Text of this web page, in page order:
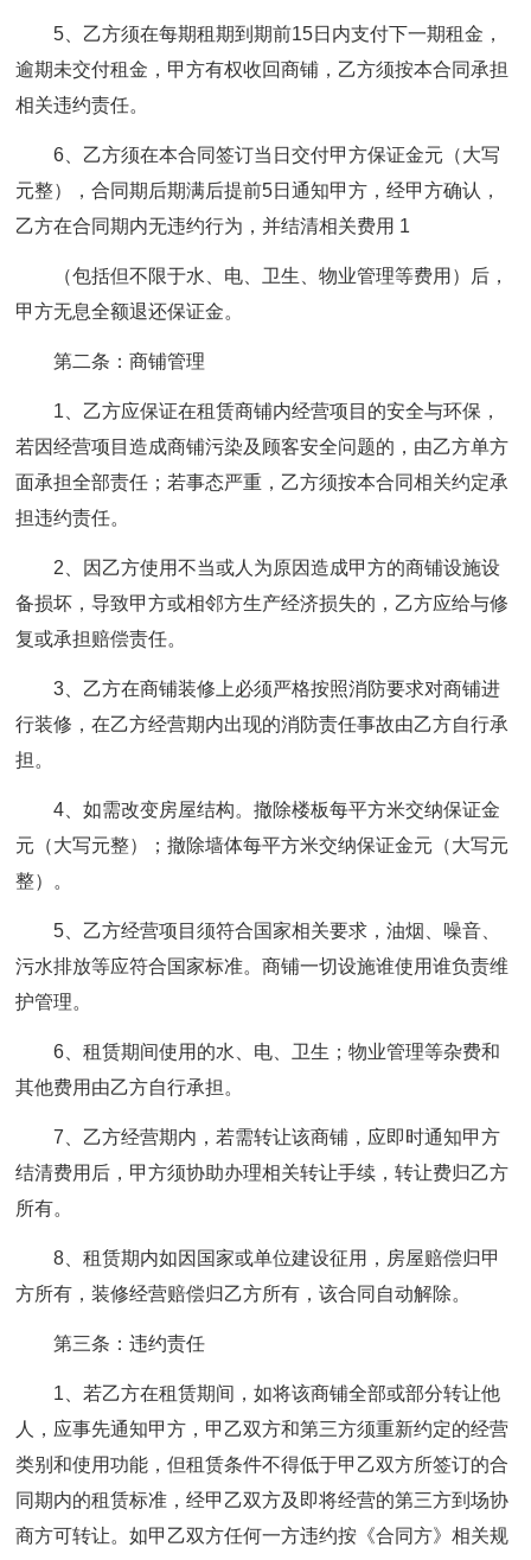
5、乙方须在每期租期到期前15日内支付下一期租金，
逾期未交付租金，甲方有权收回商铺，乙方须按本合同承担
相关违约责任。
6、乙方须在本合同签订当日交付甲方保证金元（大写
元整），合同期后期满后提前5日通知甲方，经甲方确认，
乙方在合同期内无违约行为，并结清相关费用 1
（包括但不限于水、电、卫生、物业管理等费用）后，
甲方无息全额退还保证金。
第二条：商铺管理
1、乙方应保证在租赁商铺内经营项目的安全与环保，
若因经营项目造成商铺污染及顾客安全问题的，由乙方单方
面承担全部责任；若事态严重，乙方须按本合同相关约定承
担违约责任。
2、因乙方使用不当或人为原因造成甲方的商铺设施设
备损坏，导致甲方或相邻方生产经济损失的，乙方应给与修
复或承担赔偿责任。
3、乙方在商铺装修上必须严格按照消防要求对商铺进
行装修，在乙方经营期内出现的消防责任事故由乙方自行承
担。
4、如需改变房屋结构。撤除楼板每平方米交纳保证金
元（大写元整）；撤除墙体每平方米交纳保证金元（大写元
整）。
5、乙方经营项目须符合国家相关要求，油烟、噪音、
污水排放等应符合国家标准。商铺一切设施谁使用谁负责维
护管理。
6、租赁期间使用的水、电、卫生；物业管理等杂费和
其他费用由乙方自行承担。
7、乙方经营期内，若需转让该商铺，应即时通知甲方
结清费用后，甲方须协助办理相关转让手续，转让费归乙方
所有。
8、租赁期内如因国家或单位建设征用，房屋赔偿归甲
方所有，装修经营赔偿归乙方所有，该合同自动解除。
第三条：违约责任
1、若乙方在租赁期间，如将该商铺全部或部分转让他
人，应事先通知甲方，甲乙双方和第三方须重新约定的经营
类别和使用功能，但租赁条件不得低于甲乙双方所签订的合
同期内的租赁标准，经甲乙双方及即将经营的第三方到场协
商方可转让。如甲乙双方任何一方违约按《合同方》相关规